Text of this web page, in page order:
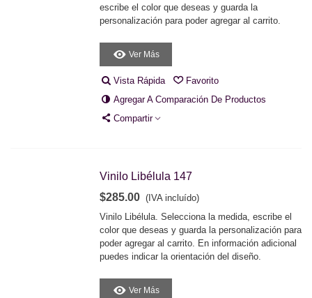
escribe el color que deseas y guarda la
personalización para poder agregar al carrito.
Ver Más
Vista Rápida
Favorito
Agregar A Comparación De Productos
Compartir
Vinilo Libélula 147
$285.00 (IVA incluído)
Vinilo Libélula. Selecciona la medida, escribe el
color que deseas y guarda la personalización para
poder agregar al carrito. En información adicional
puedes indicar la orientación del diseño.
Ver Más